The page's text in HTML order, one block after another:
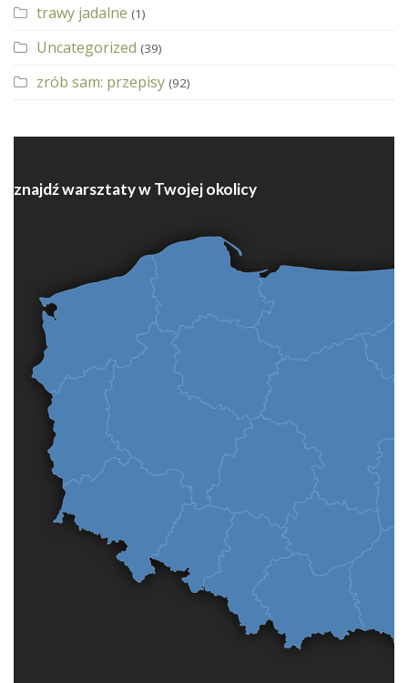
trawy jadalne (1)
Uncategorized (39)
zrób sam: przepisy (92)
znajdź warsztaty w Twojej okolicy